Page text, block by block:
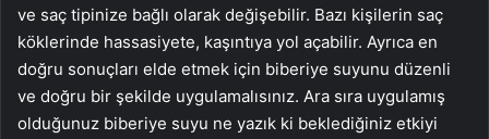
ve saç tipinize bağlı olarak değişebilir. Bazı kişilerin saç
köklerinde hassasiyete, kaşıntıya yol açabilir. Ayrıca en
doğru sonuçları elde etmek için biberiye suyunu düzenli
ve doğru bir şekilde uygulamalısınız. Ara sıra uygulamış
olduğunuz biberiye suyu ne yazık ki beklediğiniz etkiyi